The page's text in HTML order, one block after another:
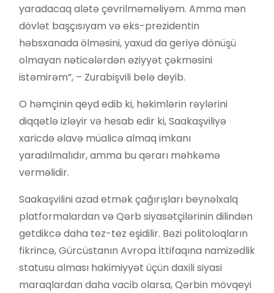
yaradacaq alətə çevrilməməliyəm. Amma mən
dövlət başçısıyam və eks-prezidentin
həbsxanada ölməsini, yaxud da geriyə dönüşü
olmayan nəticələrdən əziyyət çəkməsini
istəmirəm”, – Zurabişvili belə deyib.
O həmçinin qeyd edib ki, həkimlərin rəylərini
diqqətlə izləyir və hesab edir ki, Saakaşviliyə
xaricdə əlavə müalicə almaq imkanı
yaradılmalıdır, amma bu qərarı məhkəmə
verməlidir.
Saakaşvilini azad etmək çağırışları beynəlxalq
platformalardan və Qərb siyasətçilərinin dilindən
getdikcə daha tez-tez eşidilir. Bəzi politoloqların
fikrincə, Gürcüstanın Avropa İttifaqına namizədlik
statusu alması hakimiyyət üçün daxili siyasi
maraqlardan daha vacib olarsa, Qərbin mövqeyi